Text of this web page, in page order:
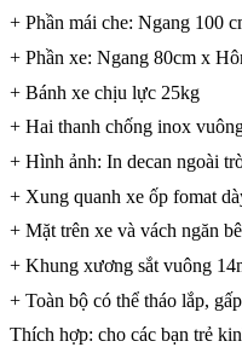
+ Phần mái che: Ngang 100
+ Phần xe: Ngang 80cm x
+ Bánh xe chịu lực 25kg
+ Hai thanh chống inox
+ Hình ảnh: In decan ngoài
+ Xung quanh xe ốp fomat
+ Mặt trên xe và vách ngăn
+ Khung xương sắt vuông
+ Toàn bộ có thể tháo lắp,
Thích hợp: cho các bạn trẻ